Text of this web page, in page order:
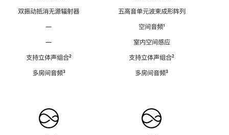
双振动抵消无源辐射器
—
—
支持立体声组合脚
²
多房间音频脚
³
五高音单元波束成形阵列
空间音频脚
¹
室内空间感应
支持立体声组合脚
²
多房间音频脚
³